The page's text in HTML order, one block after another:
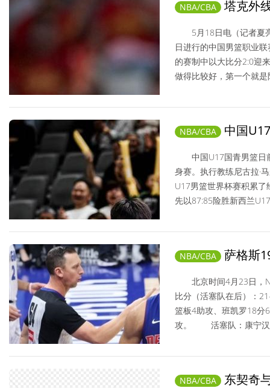
NBA/CBA
塔克外
领先结束首节
5月18日电（记者夏亮
日进行的中国男篮职业
的赛制中以大比分2:0
做得比较好，第一个就
NBA/CBA
中国
四川犍为和浙江
中国U17国青男篮日
身赛。执行教练尼古拉·
U17男篮世界杯赛积
先以87:85险胜新西兰
NBA/CBA 萨格斯
北京时间4月23日，
比分（活塞队在后）：
篮板4助攻、班凯罗18分
攻。 活塞队：康宁汉
NBA/CBA 东契奇